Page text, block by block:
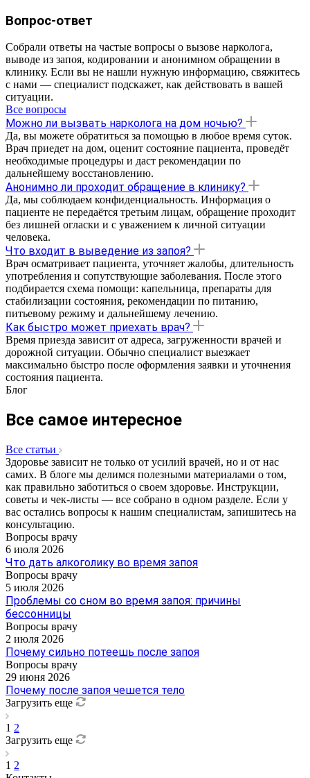
Вопрос-ответ
Собрали ответы на частые вопросы о вызове нарколога,
выводе из запоя, кодировании и анонимном обращении в
клинику. Если вы не нашли нужную информацию, свяжитесь
с нами — специалист подскажет, как действовать в вашей
ситуации.
Все вопросы
Можно ли вызвать нарколога на дом ночью?
Да, вы можете обратиться за помощью в любое время суток.
Врач приедет на дом, оценит состояние пациента, проведёт
необходимые процедуры и даст рекомендации по
дальнейшему восстановлению.
Анонимно ли проходит обращение в клинику?
Да, мы соблюдаем конфиденциальность. Информация о
пациенте не передаётся третьим лицам, обращение проходит
без лишней огласки и с уважением к личной ситуации
человека.
Что входит в выведение из запоя?
Врач осматривает пациента, уточняет жалобы, длительность
употребления и сопутствующие заболевания. После этого
подбирается схема помощи: капельница, препараты для
стабилизации состояния, рекомендации по питанию,
питьевому режиму и дальнейшему лечению.
Как быстро может приехать врач?
Время приезда зависит от адреса, загруженности врачей и
дорожной ситуации. Обычно специалист выезжает
максимально быстро после оформления заявки и уточнения
состояния пациента.
Блог
Все самое интересное
Все статьи
Здоровье зависит не только от усилий врачей, но и от нас
самих. В блоге мы делимся полезными материалами о том,
как правильно заботиться о своем здоровье. Инструкции,
советы и чек-листы — все собрано в одном разделе. Если у
вас остались вопросы к нашим специалистам, запишитесь на
консультацию.
Вопросы врачу
6 июля 2026
Что дать алкоголику во время запоя
Вопросы врачу
5 июля 2026
Проблемы со сном во время запоя: причины
бессонницы
Вопросы врачу
2 июля 2026
Почему сильно потеешь после запоя
Вопросы врачу
29 июня 2026
Почему после запоя чешется тело
Загрузить еще
1 2
Загрузить еще
1 2